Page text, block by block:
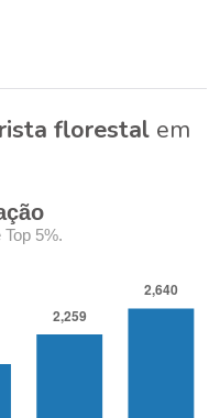
florestal em
5%.